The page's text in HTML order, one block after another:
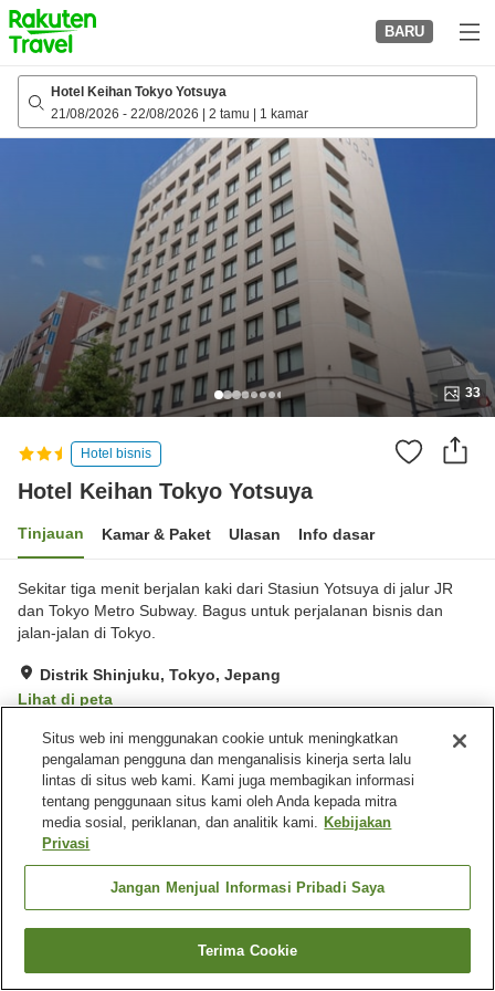
to
top
page
BARU
Hotel Keihan Tokyo Yotsuya
21/08/2026 - 22/08/2026 2 tamu 1 kamar
33
Hotel bisnis
Hotel Keihan Tokyo Yotsuya
Tinjauan Kamar & Paket Ulasan Info dasar
Sekitar tiga menit berjalan kaki dari Stasiun Yotsuya di jalur JR
dan Tokyo Metro Subway. Bagus untuk perjalanan bisnis dan
jalan-jalan di Tokyo.
Distrik Shinjuku, Tokyo, Jepang
Lihat di peta
Hebat Ulasan:231
Fasilitas properti
Spa / Salon kecantikan
Restoran
Mesin penjual otomatis
Beranda Jepang Tokyo
Distrik Shinjuku
Hotel Keihan Tokyo Yotsuya
Cari kamar
Situs web ini menggunakan cookie untuk meningkatkan
pengalaman pengguna dan menganalisis kinerja serta lalu
lintas di situs web kami. Kami juga membagikan informasi
tentang penggunaan situs kami oleh Anda kepada mitra
media sosial, periklanan, dan analitik kami. Kebijakan
Privasi
Jangan Menjual Informasi Pribadi Saya
Terima Cookie